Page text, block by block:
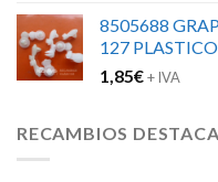
8505688
127
1,85€+ IVA
RECAMBIOS